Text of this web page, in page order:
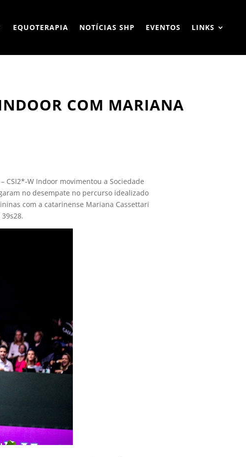
EQUOTERAPIA NOTÍCIAS SHP EVENTOS LINKS
COM MARIANA
CSI2*-W Indoor movimentou a Sociedade
no desempate no percurso idealizado
com a catarinense Mariana Cassettari